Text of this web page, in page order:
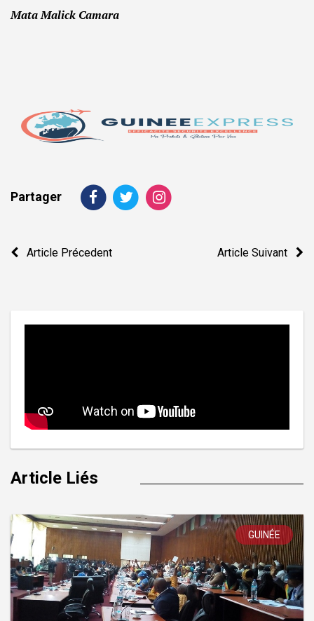
Mata Malick Camara
Partager
Navigation
Article Précedent Article Suivant
Article Liés
GUINÉE